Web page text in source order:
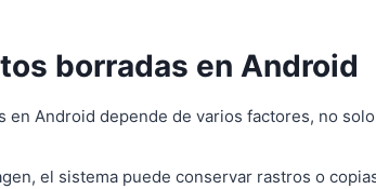
borradas en Android
en Android depende de varios factores, no
el sistema puede conservar rastros o